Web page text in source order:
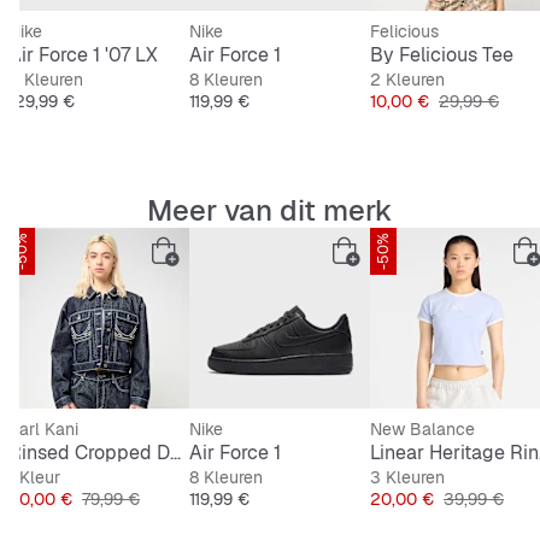
Bovenmateriaal van leer
Textielen binnenzool
Nike
Air Force 1 '07 LX
3 Kleuren
Prijs
129,99 €
Nike
Air Force 1
8 Kleuren
Prijs
119,99 €
Felicious
By Felicious Tee
2 Kleuren
Prijs
10,00 € Originele
29,99 €
Meer van dit merk
-50%
Karl Kani
Rinsed Cropped Denim Jacket
1 Kleur
Prijs
40,00 € Originele Prijs
79,99 €
Nike
Air Force 1
8 Kleuren
Prijs
119,99 €
-50%
New Balance
3 Kleuren
Prijs
20,00 € Originele
39,99 €